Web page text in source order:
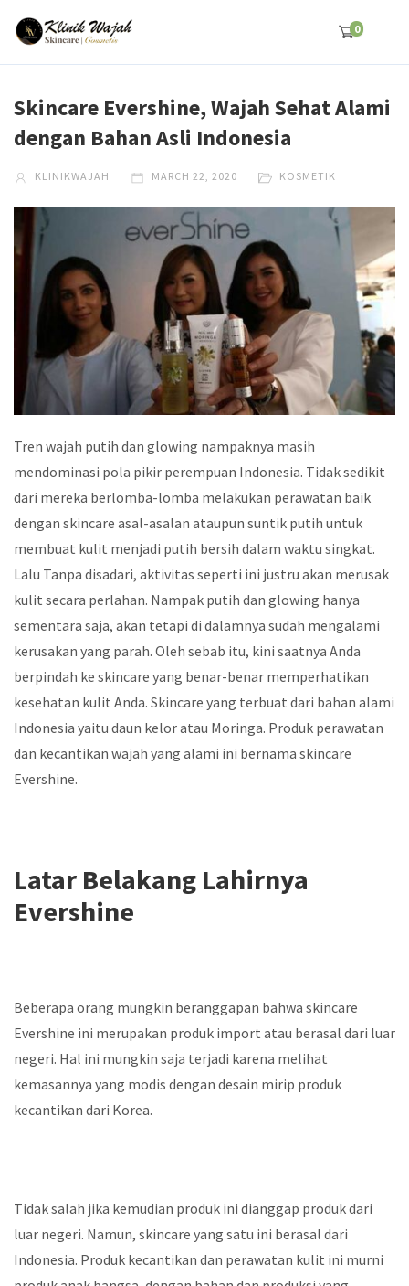
0
Skincare Evershine, Wajah Sehat Alami
dengan Bahan Asli Indonesia
KLINIKWAJAH MARCH 22, 2020 KOSMETIK
Tren wajah putih dan glowing nampaknya masih
mendominasi pola pikir perempuan Indonesia. Tidak sedikit
dari mereka berlomba-lomba melakukan perawatan baik
dengan skincare asal-asalan ataupun suntik putih untuk
membuat kulit menjadi putih bersih dalam waktu singkat.
Lalu Tanpa disadari, aktivitas seperti ini justru akan merusak
kulit secara perlahan. Nampak putih dan glowing hanya
sementara saja, akan tetapi di dalamnya sudah mengalami
kerusakan yang parah. Oleh sebab itu, kini saatnya Anda
berpindah ke skincare yang benar-benar memperhatikan
kesehatan kulit Anda. Skincare yang terbuat dari bahan alami
Indonesia yaitu daun kelor atau Moringa. Produk perawatan
dan kecantikan wajah yang alami ini bernama skincare
Evershine.
Latar Belakang Lahirnya
Evershine
Beberapa orang mungkin beranggapan bahwa skincare
Evershine ini merupakan produk import atau berasal dari luar
negeri. Hal ini mungkin saja terjadi karena melihat
kemasannya yang modis dengan desain mirip produk
kecantikan dari Korea.
Tidak salah jika kemudian produk ini dianggap produk dari
luar negeri. Namun, skincare yang satu ini berasal dari
Indonesia. Produk kecantikan dan perawatan kulit ini murni